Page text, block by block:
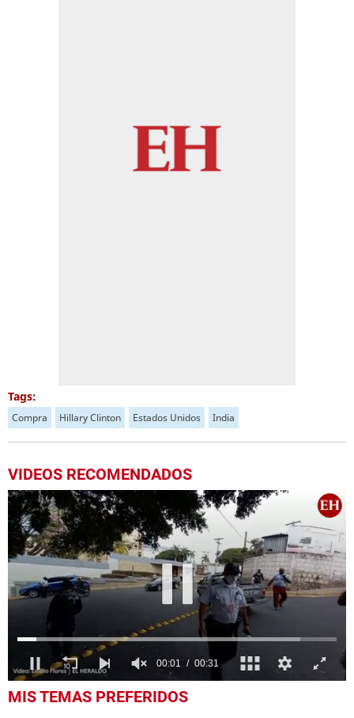
Tags:
Compra Hillary Clinton Estados Unidos India
VIDEOS RECOMENDADOS
seconds
MIS TEMAS PREFERIDOS